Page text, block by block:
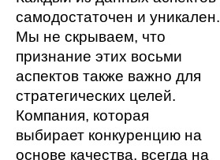
самодостаточен и уникален.
Мы не скрываем, что
признание этих восьми
аспектов также важно для
стратегических целей.
Компания, которая
выбирает конкуренцию на
основе качества, всегда на